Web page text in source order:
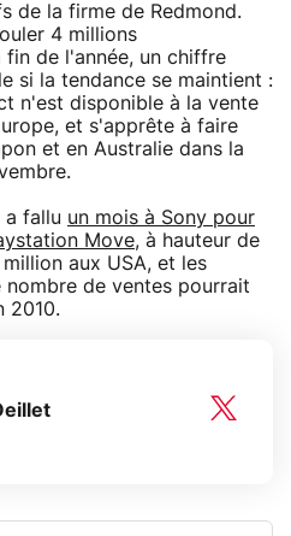
de la firme de Redmond.
4 millions
de l'année, un chiffre
si la tendance se maintient :
n'est disponible à la vente
et s'apprête à faire
et en Australie dans la
a fallu un mois à Sony pour
Move, à hauteur de
aux USA, et les
de ventes pourrait
2010.